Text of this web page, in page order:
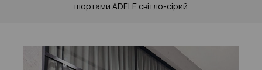
шортами ADELE світло-сірий